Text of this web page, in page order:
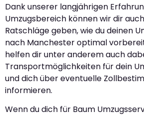
Dank unserer langjährigen
Umzugsbereich können wir dir
Ratschläge geben, wie du deinen
nach Manchester optimal
helfen dir unter anderem auch
Transportmöglichkeiten für dein
und dich über eventuelle
informieren.
Wenn du dich für Baum